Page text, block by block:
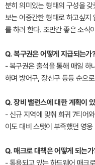
분히 의미있는 형태의 구성을
보는 어중간한 형태로 하고싶지
를 하려 한다. 조만간 좋은 소식
Q. 복구권은 어떻게 지급되는가
- 복구권은 출석을 통해 매일 하
하며 방어구, 장신구 등등 순으
Q. 장비 밸런스에 대한 계획이
- 신규 지역에 맞춰 희귀 7티어
이도 대비 스탯이 부족했던 영
Q. 매크로 대책은 어떻게 되는
- 통용되고 있는 하드웨어 매크